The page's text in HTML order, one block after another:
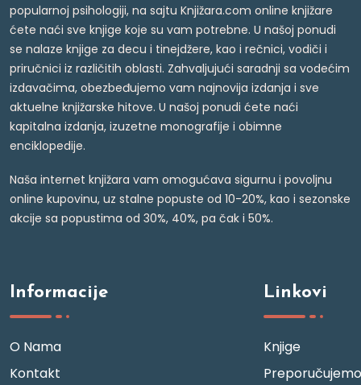
popularnoj psihologiji, na sajtu Knjižara.com online knjižare
ćete naći sve knjige koje su vam potrebne. U našoj ponudi
se nalaze knjige za decu i tinejdžere, kao i rečnici, vodiči i
priručnici iz različitih oblasti. Zahvaljujući saradnji sa vodećim
izdavačima, obezbeđujemo vam najnovija izdanja i sve
aktuelne knjižarske hitove. U našoj ponudi ćete naći
kapitalna izdanja, izuzetne monografije i obimne
enciklopedije.
Naša internet knjižara vam omogućava sigurnu i povoljnu
online kupovinu, uz stalne popuste od 10-20%, kao i sezonske
akcije sa popustima od 30%, 40%, pa čak i 50%.
Informacije
O Nama
Kontakt
Linkovi
Knjige
Preporučujemo